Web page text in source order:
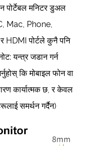
पोर्टेबल मनिटर डुअल
Mac, Phone,
पोर्टले कुनै पनि
यन्त्र जडान गर्न
कि मोबाइल फोन वा
कार्यात्मक छ, र केवल
समर्थन गर्दैन)